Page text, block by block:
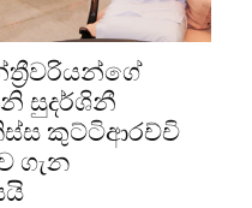
සුදර්ශිනී
කුට්ටිආරච්චි
ගැන